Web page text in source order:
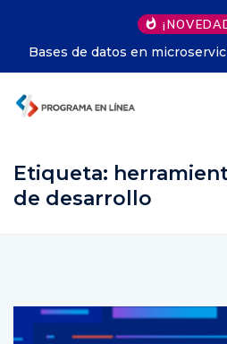
IA en decisiones
Etiqueta: